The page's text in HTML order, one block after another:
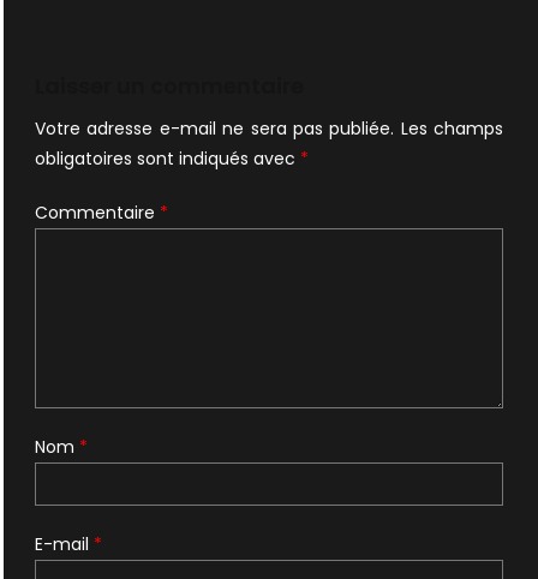
Votre adresse e-mail ne sera pas publiée. Les champs
obligatoires sont indiqués avec *
Commentaire *
Nom *
E-mail *